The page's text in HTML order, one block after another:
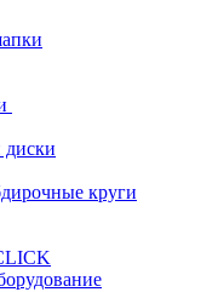
диски
круги